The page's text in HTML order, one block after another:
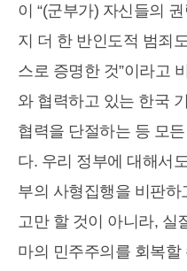
이 “(군부가) 자신들의
지 더 한 반인도적 범죄
스로 증명한 것”이라고
와 협력하고 있는 한국
협력을 단절하는 등 모
다. 우리 정부에 대해서
부의 사형집행을 비판
고만 할 것이 아니라, 실
마의 민주주의를 회복할